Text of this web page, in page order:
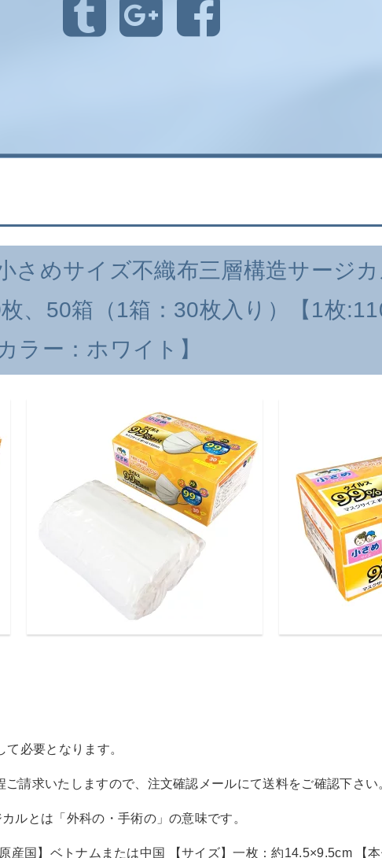
さめサイズ不織布三層構造サージ
、50箱（1箱：30枚入り）【1枚
ラー：ホワイト】
必要となります。
請求いたしますので、注文確認メールにて送料をご確認下さい
ルとは「外科の・手術の」の意味です。
産国】ベトナムまたは中国 【サイズ】一枚：約14.5×9.5cm 【